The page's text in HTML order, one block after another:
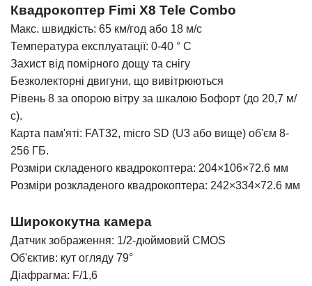
Квадрокоптер Fimi X8 Tele Combo
Макс. швидкість: 65 км/год або 18 м/с
Температура експлуатації: 0-40 ° С
Захист від помірного дощу та снігу
Безколекторні двигуни, що вивітрюються
Рівень 8 за опорою вітру за шкалою Бофорт (до 20,7 м/
с).
Карта пам'яті: FAT32, micro SD (U3 або вище) об'єм 8-
256 ГБ.
Розміри складеного квадрокоптера: 204×106×72.6 мм
Розміри розкладеного квадрокоптера: 242×334×72.6 мм
Ширококутна камера
Датчик зображення: 1/2-дюймовий CMOS
Об'єктив: кут огляду 79°
Діафрагма: F/1,6